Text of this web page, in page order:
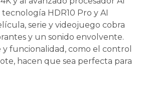
HDR10 Pro y AI
serie y videojuego cobra
y un sonido envolvente.
funcionalidad, como el control
hacen que sea perfecta para